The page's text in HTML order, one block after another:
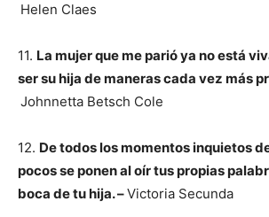
Helen Claes
11. La mujer que me parió ya no está
ser su hija de maneras cada vez más
Johnnetta Betsch Cole
12. De todos los momentos inquietos
pocos se ponen al oír tus propias
boca de tu hija. –Victoria Secunda